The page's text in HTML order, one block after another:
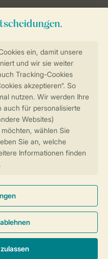
Privatsphäre
Buchung
Barrierefreiheit
GmbH